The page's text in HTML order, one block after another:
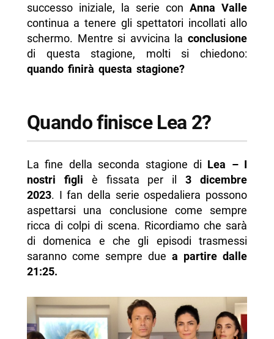
successo iniziale, la serie conAnna Valle
continua a tenere gli spettatori incollati allo
schermo. Mentre si avvicina laconclusione
di questa stagione, molti si chiedono:
quando finirà questa stagione?
Quando finisce Lea 2?
La fine della seconda stagione di Lea – I
nostri figli è fissata per il3 dicembre
2023. I fan della serie ospedaliera possono
aspettarsi una conclusione come sempre
ricca di colpi di scena. Ricordiamo che sarà
di domenica e che gli episodi trasmessi
saranno come sempre duea partire dalle
21:25.